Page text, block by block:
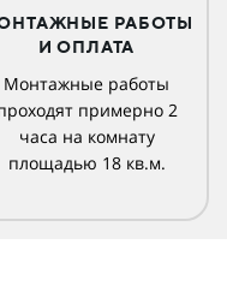
РАБОТЫ
И ОПЛАТА
Монтажные работы
примерно 2
часа на комнату
площадью 18 кв.м.